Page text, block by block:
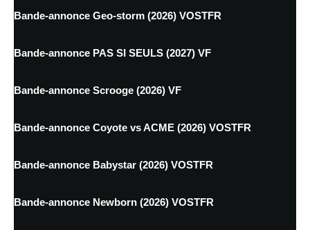
Bande-annonce Geo-storm (2026) VOSTFR
Bande-annonce PAS SI SEULS (2027) VF
Bande-annonce Scrooge (2026) VF
Bande-annonce Coyote vs ACME (2026) VOSTFR
Bande-annonce Babystar (2026) VOSTFR
Bande-annonce Newborn (2026) VOSTFR